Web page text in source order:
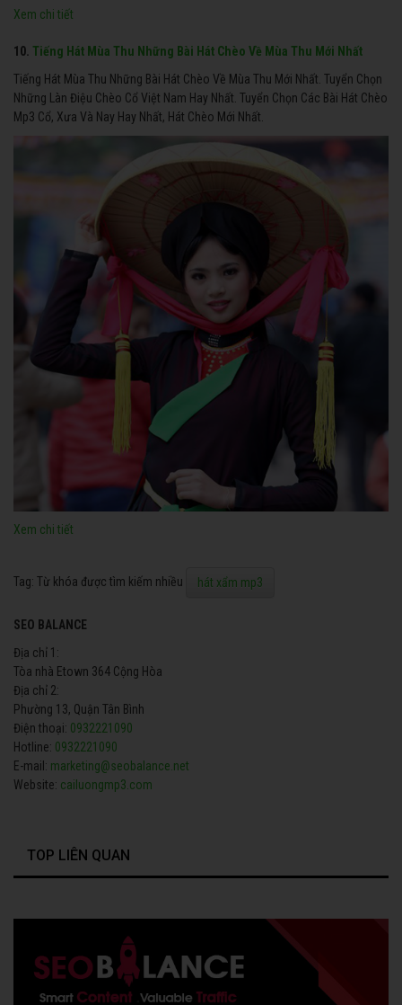
Xem chi tiết
10. Tiếng Hát Mùa Thu Những Bài Hát Chèo Về Mùa Thu Mới Nhất
Tiếng Hát Mùa Thu Những Bài Hát Chèo Về Mùa Thu Mới Nhất. Tuyển Chọn
Những Làn Điệu Chèo Cổ Việt Nam Hay Nhất. Tuyển Chọn Các Bài Hát Chèo
Mp3 Cổ, Xưa Và Nay Hay Nhất, Hát Chèo Mới Nhất.
Xem chi tiết
Tag: Từ khóa được tìm kiếm nhiều hát xẩm mp3
SEO BALANCE
Địa chỉ 1:
Tòa nhà Etown 364 Cộng Hòa
Địa chỉ 2:
Phường 13, Quận Tân Bình
Điện thoại: 0932221090
Hotline: 0932221090
E-mail: marketing@seobalance.net
Website: cailuongmp3.com
TOP LIÊN QUAN